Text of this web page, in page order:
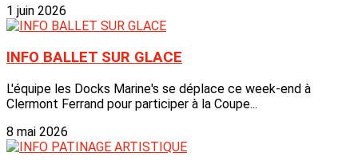
1 juin 2026
INFO BALLET SUR GLACE
L'équipe les Docks Marine's se déplace ce week-end à
Clermont Ferrand pour participer à la Coupe...
8 mai 2026